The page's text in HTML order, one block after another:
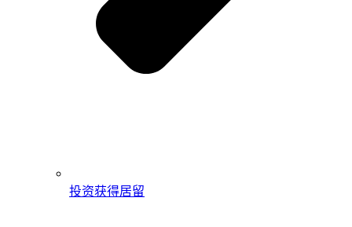
投资获得居留